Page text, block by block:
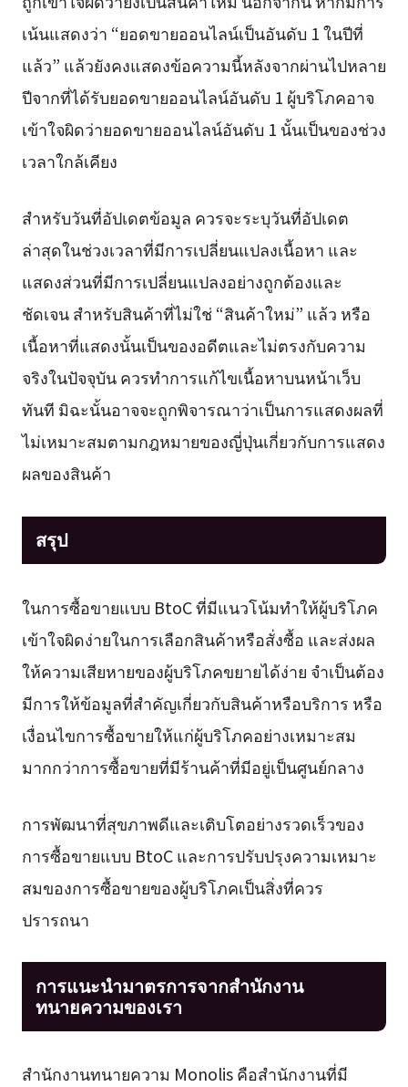
เน้นแสดงว่า “ยอดขายออนไลน์เป็นอันดับ 1 ในปีที่
แล้ว” แล้วยังคงแสดงข้อความนี้หลังจากผ่านไปหลาย
ปีจากที่ได้รับยอดขายออนไลน์อันดับ 1 ผู้บริโภคอาจ
เข้าใจผิดว่ายอดขายออนไลน์อันดับ 1 นั้นเป็นของช่วง
เวลาใกล้เคียง
สำหรับวันที่อัปเดตข้อมูล ควรจะระบุวันที่อัปเดต
ล่าสุดในช่วงเวลาที่มีการเปลี่ยนแปลงเนื้อหา และ
แสดงส่วนที่มีการเปลี่ยนแปลงอย่างถูกต้องและ
ชัดเจน สำหรับสินค้าที่ไม่ใช่ “สินค้าใหม่” แล้ว หรือ
เนื้อหาที่แสดงนั้นเป็นของอดีตและไม่ตรงกับความ
จริงในปัจจุบัน ควรทำการแก้ไขเนื้อหาบนหน้าเว็บ
ทันที มิฉะนั้นอาจจะถูกพิจารณาว่าเป็นการแสดงผลที่
ไม่เหมาะสมตามกฎหมายของญี่ปุ่นเกี่ยวกับการแสดง
ผลของสินค้า
สรุป
ในการซื้อขายแบบ BtoC ที่มีแนวโน้มทำให้ผู้บริโภค
เข้าใจผิดง่ายในการเลือกสินค้าหรือสั่งซื้อ และส่งผล
ให้ความเสียหายของผู้บริโภคขยายได้ง่าย จำเป็นต้อง
มีการให้ข้อมูลที่สำคัญเกี่ยวกับสินค้าหรือบริการ หรือ
เงื่อนไขการซื้อขายให้แก่ผู้บริโภคอย่างเหมาะสม
มากกว่าการซื้อขายที่มีร้านค้าที่มีอยู่เป็นศูนย์กลาง
การพัฒนาที่สุขภาพดีและเติบโตอย่างรวดเร็วของ
การซื้อขายแบบ BtoC และการปรับปรุงความเหมาะ
สมของการซื้อขายของผู้บริโภคเป็นสิ่งที่ควร
ปรารถนา
การแนะนำมาตรการจากสำนักงาน
ทนายความของเรา
สำนักงานทนายความ Monolis คือสำนักงานที่มี